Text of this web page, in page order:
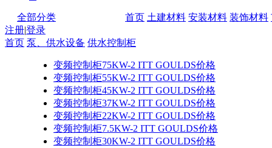
全部分类 首页 土建材料 安装材料 装饰材料
注册|登录
首页 泵、供水设备 供水控制柜
变频控制柜75KW-2 ITT GOULDS价格
变频控制柜55KW-2 ITT GOULDS价格
变频控制柜45KW-2 ITT GOULDS价格
变频控制柜37KW-2 ITT GOULDS价格
变频控制柜22KW-2 ITT GOULDS价格
变频控制柜7.5KW-2 ITT GOULDS价格
变频控制柜30KW-2 ITT GOULDS价格